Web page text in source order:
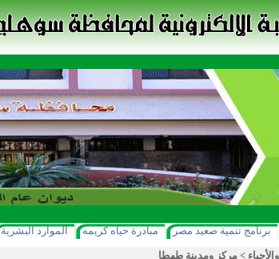
برنامج تنمية صعيد مصر مبادرة حياه كريمه الموارد البشرية
> مركز ومدينة طهطا